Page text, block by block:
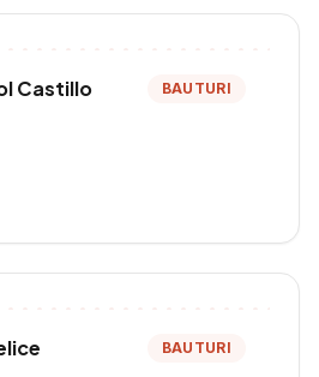
Castillo BAUTURI
BAUTURI